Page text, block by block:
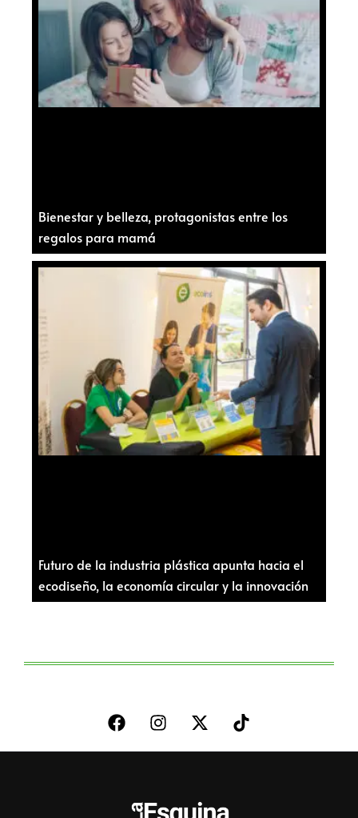
Bienestar y belleza, protagonistas entre los
regalos para mamá
Futuro de la industria plástica apunta hacia el
ecodiseño, la economía circular y la innovación